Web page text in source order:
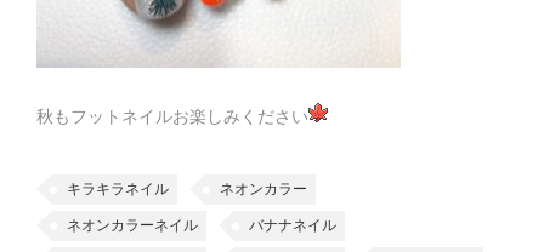
秋もフットネイルお楽しみください
キラキラネイル ネオンカラー
ネオンカラーネイル バナナネイル